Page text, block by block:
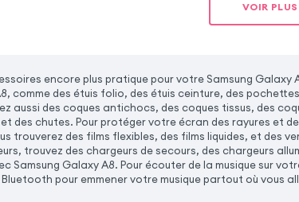
VOIR PLUS
encore plus pratique pour votre Samsung
comme des étuis folio, des étuis ceinture, des
aussi des coques antichocs, des coques tissus, des
des chutes. Pour protéger votre écran des rayures et
trouverez des films flexibles, des films liquides, et des
trouvez des chargeurs de secours, des chargeurs
Samsung Galaxy A8. Pour écouter de la musique sur
pour emmener votre musique partout où vous